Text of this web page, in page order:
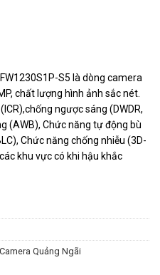
S5 là dòng camera
chất lượng hình ảnh sắc nét.
ngược sáng (DWDR,
(AWB), Chức năng tự động bù
Chức năng chống nhiễu (3D-
khu vực có khi hậu khắc
Camera Quảng Ngãi